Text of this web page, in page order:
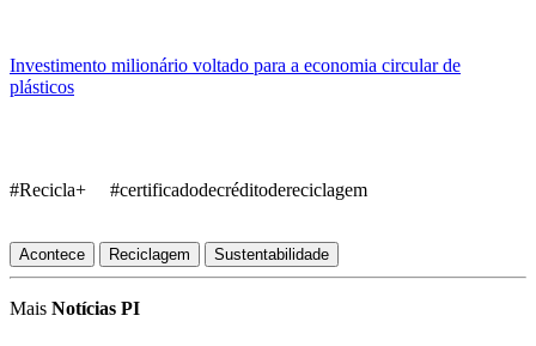
Investimento milionário voltado para a economia circular de
plásticos
#Recicla+ #certificadodecréditodereciclagem
Acontece Reciclagem Sustentabilidade
Mais Notícias PI